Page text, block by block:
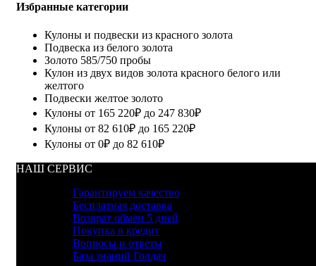
Избранные категории
Кулоны и подвески из красного золота
Подвеска из белого золота
Золото 585/750 пробы
Кулон из двух видов золота красного белого или
желтого
Подвески желтое золото
Кулоны от 165 220₽ до 247 830₽
Кулоны от 82 610₽ до 165 220₽
Кулоны от 0₽ до 82 610₽
НАШ СЕРВИС
Гарантируем качество
Бесплатная доставка
Возврат обмен 5 дней
Покупка в кредит
Вопросы и ответы
База знаний Голдач